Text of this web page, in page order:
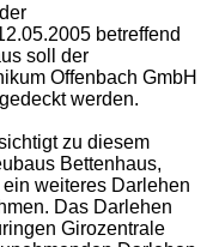
betreffend
soll der
Offenbach GmbH
werden.
zu diesem
Bettenhaus,
weiteres Darlehen
Das Darlehen
Girozentrale